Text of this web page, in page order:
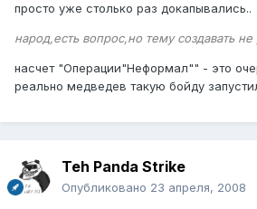
просто уже столько раз докапывались..
народ,есть вопрос,но тему создавать
насчет "Операции"Неформал"" - это
реально медведев такую бойду
Teh Panda Strike
Опубликовано 23 апреля, 2008